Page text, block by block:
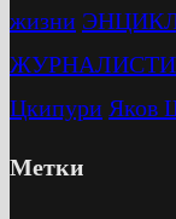
жизни
Цкипури Яков
Метки